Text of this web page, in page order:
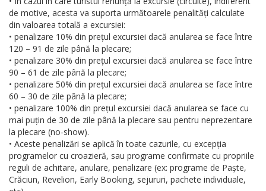
de motive, acesta va suporta următoarele penalități calculate
din valoarea totală a excursiei:
• penalizare 10% din prețul excursiei dacă anularea se face între
120 – 91 de zile până la plecare;
• penalizare 30% din prețul excursiei dacă anularea se face între
90 – 61 de zile până la plecare;
• penalizare 50% din prețul excursiei dacă anularea se face între
60 – 30 de zile până la plecare;
• penalizare 100% din prețul excursiei dacă anularea se face cu
mai puțin de 30 de zile până la plecare sau pentru neprezentare
la plecare (no-show).
• Aceste penalizări se aplică în toate cazurile, cu excepția
programelor cu croazieră, sau programe confirmate cu propriile
reguli de achitare, anulare, penalizare (ex: programe de Paște,
Crăciun, Revelion, Early Booking, sejururi, pachete individuale,